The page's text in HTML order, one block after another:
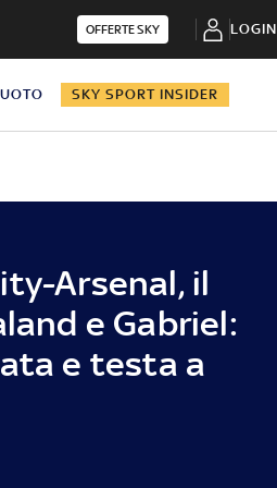
OFFERTE SKY LOGIN
SKY SPORT INSIDER
Arsenal, il
e Gabriel:
e testa a